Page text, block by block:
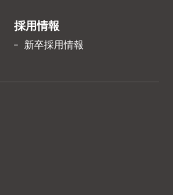
採用情報
新卒採用情報